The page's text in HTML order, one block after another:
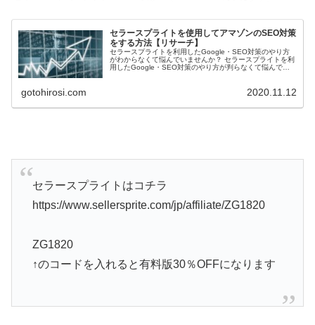
セラースプライトを使用してアマゾンのSEO対策
をする方法【リサーチ】
セラースプライトを利用したGoogle・SEO対策のやり方
がわからなくて悩んでいませんか？ セラースプライトを利
用したGoogle・SEO対策のやり方が判らなくて悩んでい
gotohirosi.com 2020.11.12
セラースプライトはコチラ
https://www.sellersprite.com/jp/affiliate/ZG1820
ZG1820
↑のコードを入れると有料版30％OFFになります